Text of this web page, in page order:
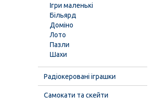
Ігри маленькі
Більярд
Доміно
Лото
Пазли
Шахи
Радіокеровані іграшки
Самокати та скейти